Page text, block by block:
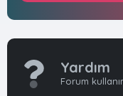
Yardım
Forum